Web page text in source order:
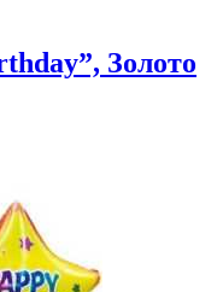
Золото